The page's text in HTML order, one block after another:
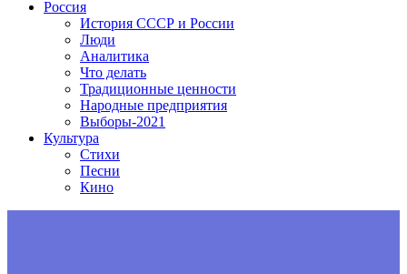
Россия
История СССР и России
Люди
Аналитика
Что делать
Традиционные ценности
Народные предприятия
Выборы-2021
Культура
Стихи
Песни
Кино